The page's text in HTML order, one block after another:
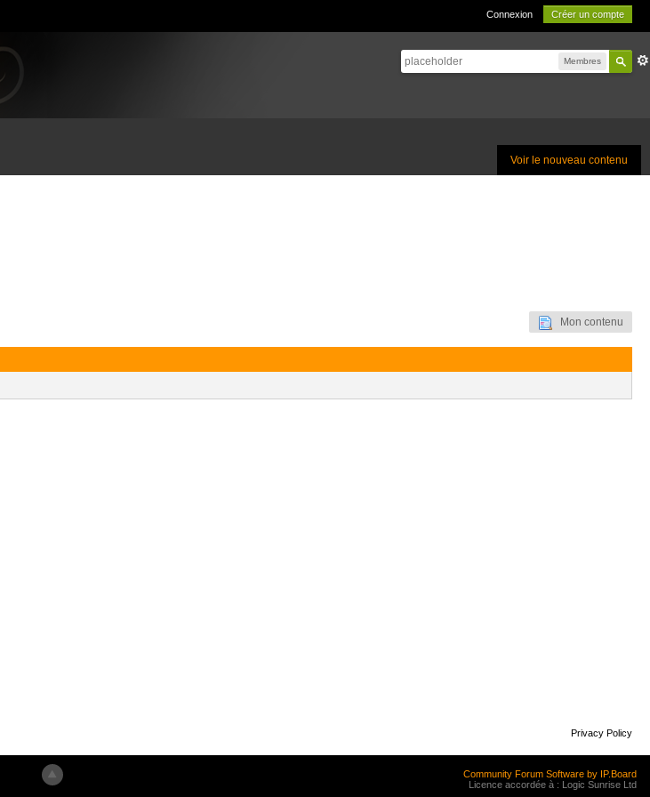
Connexion Créer un compte
Membres
Voir le nouveau contenu
Mon contenu
Privacy Policy
Community Forum Software by IP.Board
Licence accordée à : Logic Sunrise Ltd